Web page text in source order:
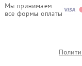
Мы принимаем
все формы оплаты